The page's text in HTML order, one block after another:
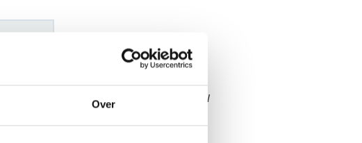
Over
€ 206 excl BTW
€ 249,80